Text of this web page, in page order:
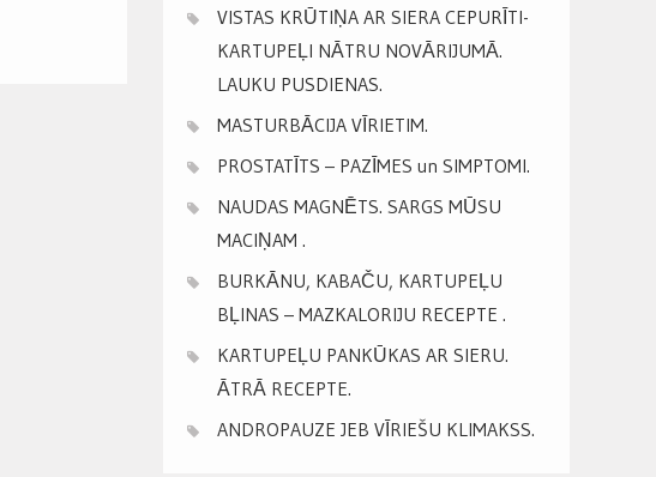
VISTAS KRŪTIŅA AR SIERA CEPURĪTI-
KARTUPEĻI NĀTRU NOVĀRIJUMĀ.
LAUKU PUSDIENAS.
MASTURBĀCIJA VĪRIETIM.
PROSTATĪTS – PAZĪMES un SIMPTOMI.
NAUDAS MAGNĒTS. SARGS MŪSU
MACIŅAM .
BURKĀNU, KABAČU, KARTUPEĻU
BĻINAS – MAZKALORIJU RECEPTE .
KARTUPEĻU PANKŪKAS AR SIERU.
ĀTRĀ RECEPTE.
ANDROPAUZE JEB VĪRIEŠU KLIMAKSS.